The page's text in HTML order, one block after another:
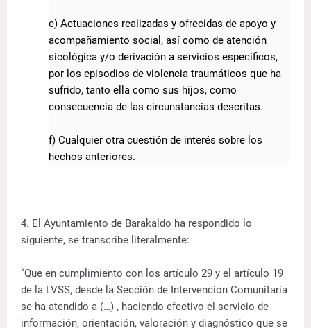
e) Actuaciones realizadas y ofrecidas de apoyo y
acompañamiento social, así como de atención
sicológica y/o derivación a servicios específicos,
por los episodios de violencia traumáticos que ha
sufrido, tanto ella como sus hijos, como
consecuencia de las circunstancias descritas.
f) Cualquier otra cuestión de interés sobre los
hechos anteriores.
4. El Ayuntamiento de Barakaldo ha respondido lo
siguiente, se transcribe literalmente:
“Que en cumplimiento con los artículo 29 y el artículo 19
de la LVSS, desde la Sección de Intervención Comunitaria
se ha atendido a (…) , haciendo efectivo el servicio de
información, orientación, valoración y diagnóstico que se